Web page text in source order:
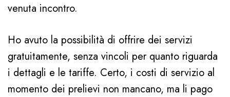
venuta incontro.
Ho avuto la possibilità di offrire dei servizi
gratuitamente, senza vincoli per quanto riguarda
i dettagli e le tariffe. Certo, i costi di servizio al
momento dei prelievi non mancano, ma li pago